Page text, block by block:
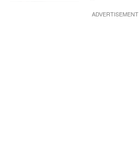
ADVERTISEMENT